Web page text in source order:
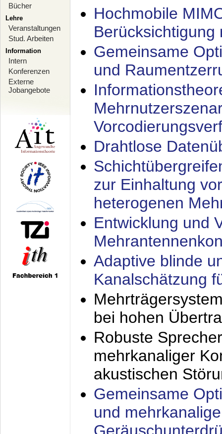
Bücher
Lehre
Veranstaltungen
Stud. Arbeiten
Information
Intern
Konferenzen
Externe
Jobangebote
Hochmobile
Berücksichtigung
Gemeinsame
und
Drahtlose
zur Einhaltung
heterogenen
Entwicklung und
Adaptive blinde
Kanalschätzung
bei hohen
Robuste
mehrkanaliger
akustischen
Gemeinsame
und